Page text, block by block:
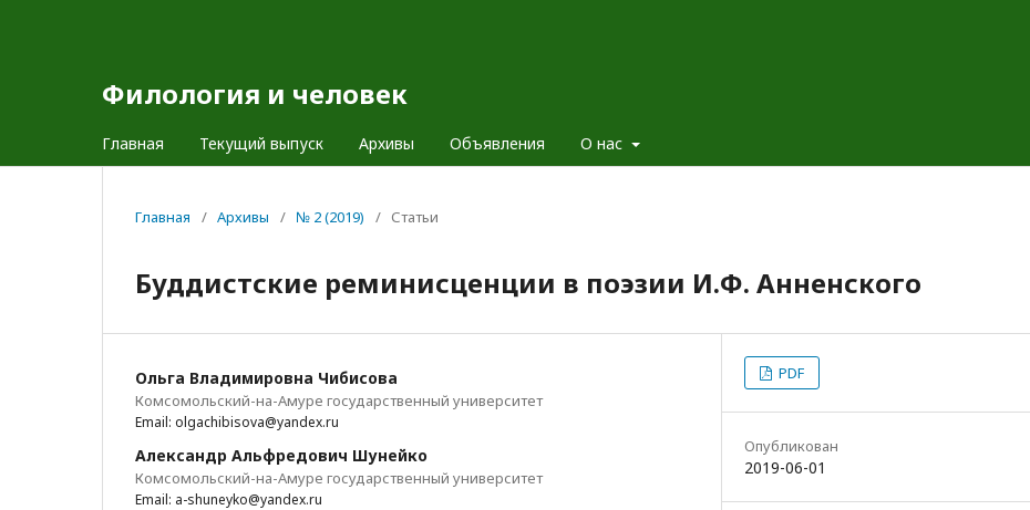
Филология и человек
Главная Текущий выпуск Архивы Объявления О нас
Главная / Архивы / № 2 (2019) / Статьи
Буддистские реминисценции в поэзии И.Ф. Анненского
Ольга Владимировна Чибисова
Комсомольский-на-Амуре государственный университет
Email: olgachibisova@yandex.ru
Александр Альфредович Шунейко
Комсомольский-на-Амуре государственный университет
Email: a-shuneyko@yandex.ru
PDF
Опубликован
2019-06-01